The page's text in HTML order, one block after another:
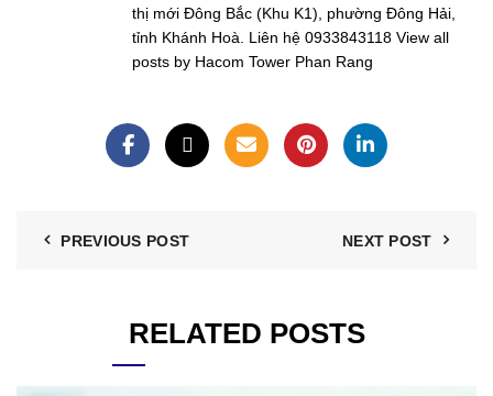
thị mới Đông Bắc (Khu K1), phường Đông Hải,
tỉnh Khánh Hoà. Liên hệ 0933843118 View all
posts by Hacom Tower Phan Rang
PREVIOUS POST NEXT POST
RELATED POSTS